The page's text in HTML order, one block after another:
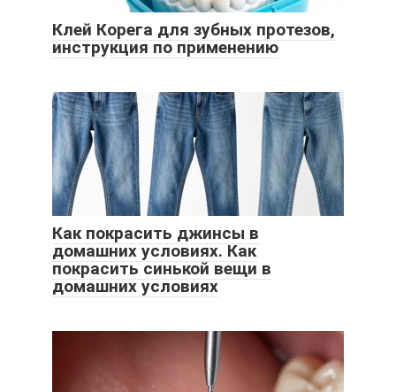
Клей Корега для зубных протезов,
инструкция по применению
Как покрасить джинсы в
домашних условиях. Как
покрасить синькой вещи в
домашних условиях